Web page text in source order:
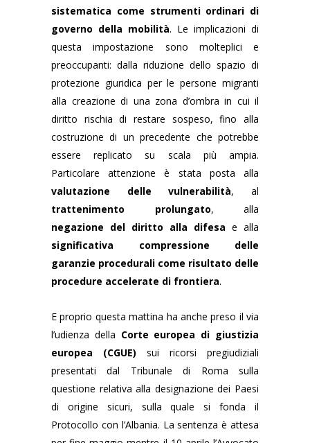
sistematica come strumenti ordinari di
governo della mobilità. Le implicazioni di
questa impostazione sono molteplici e
preoccupanti: dalla riduzione dello spazio di
protezione giuridica per le persone migranti
alla creazione di una zona d’ombra in cui il
diritto rischia di restare sospeso, fino alla
costruzione di un precedente che potrebbe
essere replicato su scala più ampia.
Particolare attenzione è stata posta alla
valutazione delle vulnerabilità, al
trattenimento prolungato, alla
negazione del diritto alla difesa e alla
significativa compressione delle
garanzie procedurali come risultato delle
procedure accelerate di frontiera.
E proprio questa mattina ha anche preso il via
l’udienza della Corte europea di giustizia
europea (CGUE) sui ricorsi pregiudiziali
presentati dal Tribunale di Roma sulla
questione relativa alla designazione dei Paesi
di origine sicuri, sulla quale si fonda il
Protocollo con l’Albania. La sentenza è attesa